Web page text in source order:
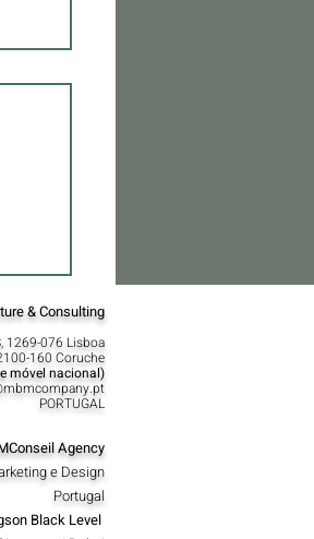
& Consulting
1269-076 Lisboa​
160 Coruche
móvel nacional)
PORTUGAL
Agency
e Design
Portugal
Black Level